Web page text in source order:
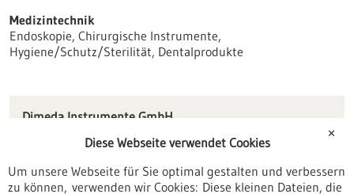
Medizintechnik
Endoskopie, Chirurgische Instrumente,
Hygiene/Schutz/Sterilität, Dentalprodukte
Dimeda Instrumente GmbH
78532 Tuttlingen
info(at)dimeda.de
✕
Diese Webseite verwendet Cookies
Um unsere Webseite für Sie optimal gestalten und verbessern
zu können, verwenden wir Cookies: Diese kleinen Dateien, die